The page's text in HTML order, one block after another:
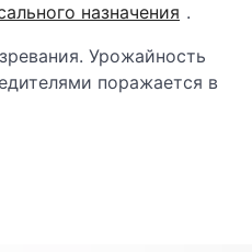
назначения .
Урожайность
поражается в